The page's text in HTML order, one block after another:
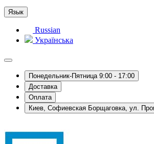
Язык
Russian
Українська
Понедельник-Пятница 9:00 - 17:00
Доставка
Оплата
Киев, Софиевская Борщаговка, ул.